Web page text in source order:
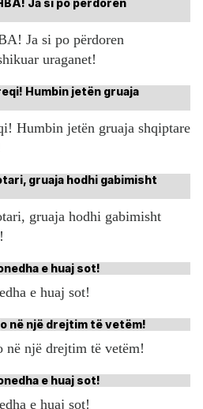
Ja si po përdoren
uraganet!
Humbin jetën gruaja shqiptare
gruaja hodhi gabimisht
e huaj sot!
një drejtim të vetëm!
e huaj sot!